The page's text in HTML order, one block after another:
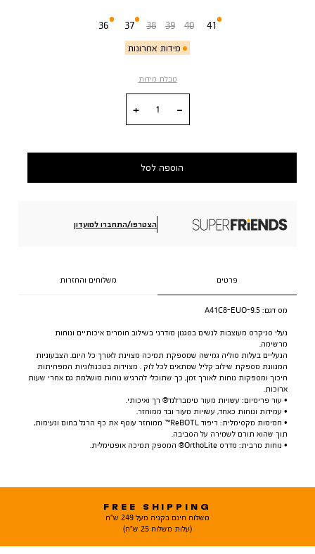
36
מידות אחרונות
37 38 39 40 41
טבלת מידות
הוספה לסל
הצטרפו/התחברו למועדון
פרטים משלוחים והחזרות
מס דגם: A41C8-EUO-9.5
נעלי סניקרס מעוצבות לנשים בסגנון מודרני בשילוב חומרים איכותיים ונוחות
מרשימה.
הנעליים בעלות סוליה גמישה שמספקת תמיכה מצוינת לאורך כל היום. הצבעוניות
המגוונת מספקת שילוב קליל שמתאים לכל לוק . מצוידות בטכנולוגיות המפחיתות
חיכוך ומספקות נוחות לאורך זמן, כך שתוכלי להרגיש נוחות מושלמת גם אחרי שעות
ארוכות.
• עור פרימיום: עשויות מעור טימברלנד® רך ואיכותי.
• עמידות ונוחות כאחד, עשויות מעור ובד ממוחזר.
• חמימות מקסימלית: ריפוד ReBOTL™ ממוחזר עוטף את כף הרגל בחום ונעימות,
תוך שהוא תורם לשמירה על הסביבה.
• נוחות מרבית: מדרס OrthoLite® המספק תמיכה אופטימלית.
FREE SHIPPING
משלוח חינם בקניה מעל 249 ש"ח
(עלות משלוח 25 ש"ח)